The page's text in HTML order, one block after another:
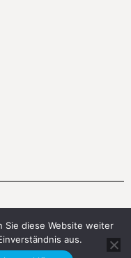
Sie diese Website weiter
aus.